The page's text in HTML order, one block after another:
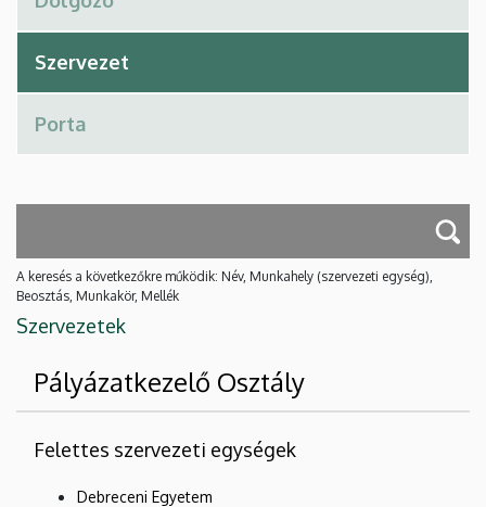
A keresés a következőkre működik: Név, Munkahely (szervezeti egység),
Beosztás, Munkakör, Mellék
Szervezetek
Pályázatkezelő Osztály
Felettes szervezeti egységek
Debreceni Egyetem